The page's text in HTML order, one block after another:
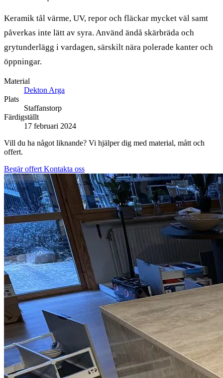
Keramik tål värme, UV, repor och fläckar mycket väl samt
påverkas inte lätt av syra. Använd ändå skärbräda och
grytunderlägg i vardagen, särskilt nära polerade kanter och
öppningar.
Material
Dekton Arga
Plats
Staffanstorp
Färdigställt
17 februari 2024
Vill du ha något liknande? Vi hjälper dig med material, mått och
offert.
Begär offert Kontakta oss